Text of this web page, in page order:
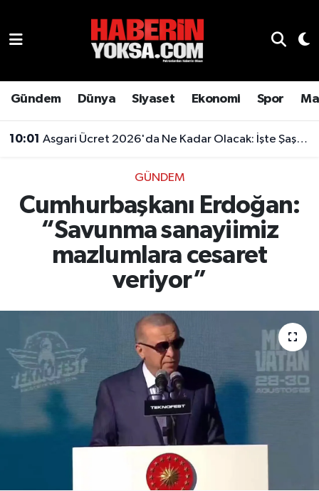
Gündem Dünya Siyaset Ekonomi Spor
10:01 Asgari Ücret 2026'da Ne Kadar Olacak: İşte Şaşırtan Rakam
GÜNDEM
Cumhurbaşkanı Erdoğan:
“Savunma sanayiimiz
mazlumlara cesaret
veriyor”
Genel
Gündem
Otomobil
Sağlık
Teknoloji
Yaşam
Hava Durumu
Son Dakika Haberleri
Haber Arşivi